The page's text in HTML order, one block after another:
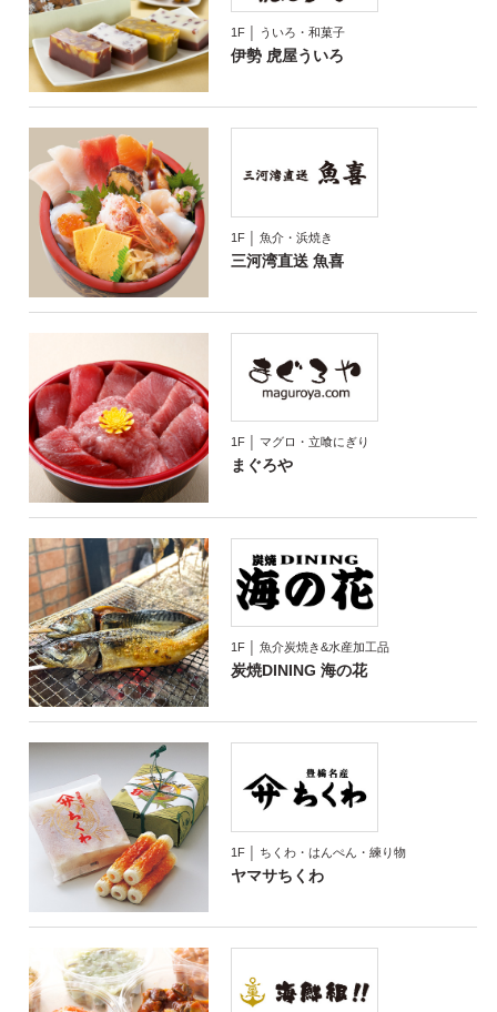
1F │ ういろ・和菓子
伊勢 虎屋ういろ
1F │ 魚介・浜焼き
三河湾直送 魚喜
1F │ マグロ・立喰にぎり
まぐろや
1F │ 魚介炭焼き&水産加工品
炭焼DINING 海の花
1F │ ちくわ・はんぺん・練り物
ヤマサちくわ